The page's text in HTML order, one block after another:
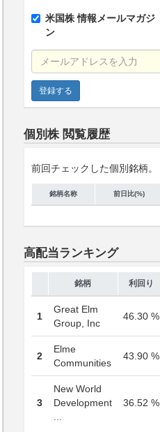
米国株 情報メールマガジ
ン
メールアドレスを入力
個別株 閲覧履歴
前回チェックした個別銘柄。
銘柄名称 前日比(%)
高配当ランキング
銘柄 利回り
1
Great Elm
Group, Inc
46.30 %
2
Elme
Communities
43.90 %
3
New World
Development
36.52 %